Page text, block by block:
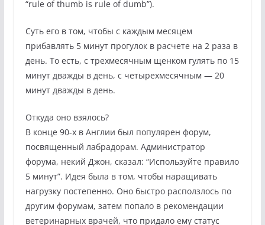
“rule of thumb is rule of dumb”).
Суть его в том, чтобы с каждым месяцем
прибавлять 5 минут прогулок в расчете на 2 раза в
день. То есть, с трехмесячным щенком гулять по 15
минут дважды в день, с четырехмесячным — 20
минут дважды в день.
Откуда оно взялось?
В конце 90-х в Англии был популярен форум,
посвященный лабрадорам. Администратор
форума, некий Джон, сказал: “Используйте правило
5 минут”. Идея была в том, чтобы наращивать
нагрузку постепенно. Оно быстро расползлось по
другим форумам, затем попало в рекомендации
ветеринарных врачей, что придало ему статус